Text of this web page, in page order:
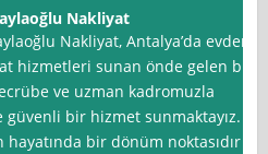
Nakliyat
Nakliyat, Antalya’da evden
hizmetleri sunan önde gelen bir
ve uzman kadromuzla
bir hizmet sunmaktayız.
hayatında bir dönüm noktasıdır